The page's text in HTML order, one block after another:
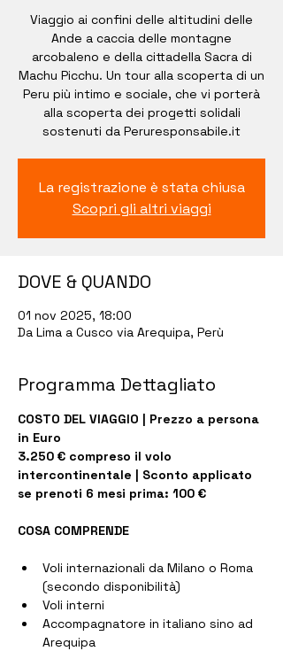
Viaggio ai confini delle altitudini delle
Ande a caccia delle montagne
arcobaleno e della cittadella Sacra di
Machu Picchu. Un tour alla scoperta di un
Peru più intimo e sociale, che vi porterà
alla scoperta dei progetti solidali
sostenuti da Peruresponsabile.it
La registrazione è stata chiusa
Scopri gli altri viaggi
DOVE & QUANDO
01 nov 2025, 18:00
Da Lima a Cusco via Arequipa, Perù
Programma Dettagliato
COSTO DEL VIAGGIO | Prezzo a persona
in Euro
3.250 € compreso il volo
intercontinentale | Sconto applicato
se prenoti 6 mesi prima: 100 €
COSA COMPRENDE
Voli internazionali da Milano o Roma
(secondo disponibilità)
Voli interni
Accompagnatore in italiano sino ad
Arequipa